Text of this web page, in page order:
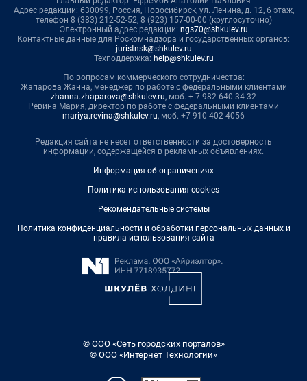
Адрес редакции: 630099, Россия, Новосибирск, ул. Ленина, д. 12, 6 этаж,
телефон 8 (383) 212-52-52, 8 (923) 157-00-00 (круглосуточно)
Электронный адрес редакции: ngs70@shkulev.ru
Контактные данные для Роскомнадзора и государственных органов:
juristnsk@shkulev.ru
Техподдержка: help@shkulev.ru
По вопросам коммерческого сотрудничества:
Жапарова Жанна, менеджер по работе с федеральными клиентами
zhanna.zhaparova@shkulev.ru, моб. + 7 982 640 34 32
Ревина Мария, директор по работе с федеральными клиентами
mariya.revina@shkulev.ru, моб. +7 910 402 4056
Редакция сайта не несет ответственности за достоверность
информации, содержащейся в рекламных объявлениях.
Информация об ограничениях
Политика использования cookies
Рекомендательные системы
Политика конфиденциальности и обработки персональных данных и
правила использования сайта
© ООО «Сеть городских порталов»
© ООО «Интернет Технологии»